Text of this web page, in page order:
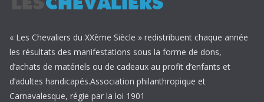
« Les Chevaliers du XXème Siècle » redistribuent chaque année
les résultats des manifestations sous la forme de dons,
d’achats de matériels ou de cadeaux au profit d’enfants et
d’adultes handicapés.Association philanthropique et
Carnavalesque, régie par la loi 1901